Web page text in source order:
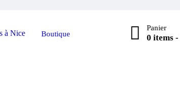
Boutique
Panier
0 items -